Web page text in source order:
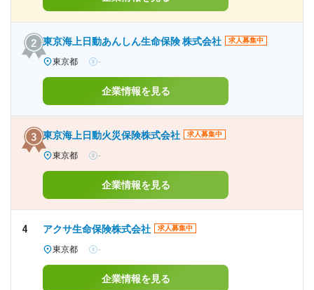
東京海上日動あんしん生命保険 株式会社 求人募集中
東京都 -
企業情報を見る
東京海上日動火災保険株式会社 求人募集中
東京都 -
企業情報を見る
4 アクサ生命保険株式会社 求人募集中
東京都 -
企業情報を見る